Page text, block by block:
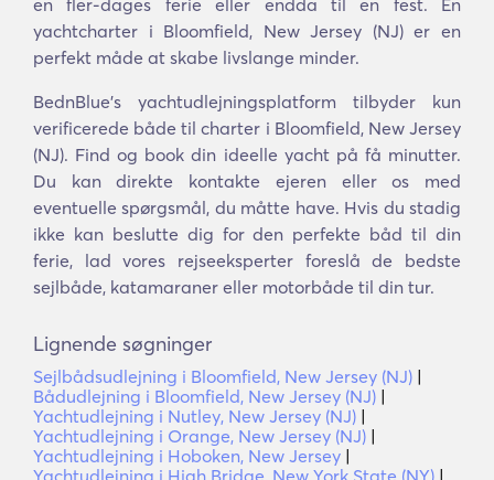
en fler-dages ferie eller endda til en fest. En
yachtcharter i Bloomfield, New Jersey (NJ) er en
perfekt måde at skabe livslange minder.
BednBlue's yachtudlejningsplatform tilbyder kun
verificerede både til charter i Bloomfield, New Jersey
(NJ). Find og book din ideelle yacht på få minutter.
Du kan direkte kontakte ejeren eller os med
eventuelle spørgsmål, du måtte have. Hvis du stadig
ikke kan beslutte dig for den perfekte båd til din
ferie, lad vores rejseeksperter foreslå de bedste
sejlbåde, katamaraner eller motorbåde til din tur.
Lignende søgninger
Sejlbådsudlejning i Bloomfield, New Jersey (NJ) |
Bådudlejning i Bloomfield, New Jersey (NJ) |
Yachtudlejning i Nutley, New Jersey (NJ) |
Yachtudlejning i Orange, New Jersey (NJ) |
Yachtudlejning i Hoboken, New Jersey |
Yachtudlejning i High Bridge, New York State (NY) |